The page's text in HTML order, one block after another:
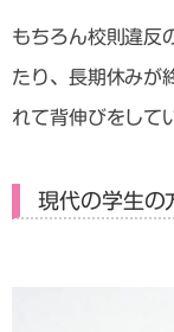
もちろん校則違反
たり、長期休みが
れて背伸びをして
現代の学生の